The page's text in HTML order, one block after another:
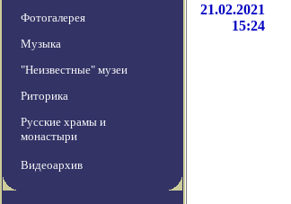
Фотогалерея
Музыка
"Неизвестные" музеи
Риторика
Русские храмы и
монастыри
Видеоархив
21.02.2021
15:24